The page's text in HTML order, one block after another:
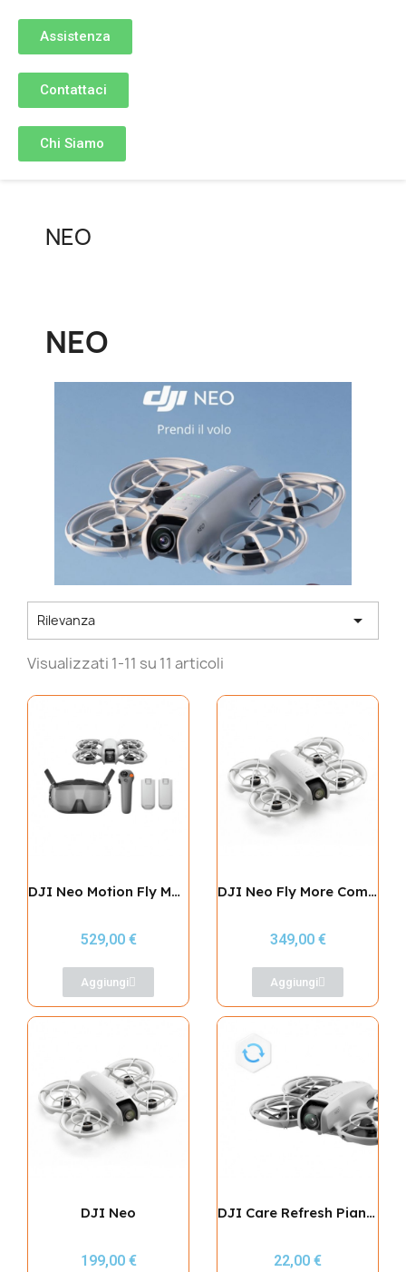
Assistenza
Contattaci
Chi Siamo
NEO
NEO
Rilevanza 
Visualizzati 1-11 su 11 articoli
DJI Neo Motion Fly More Combo
529,00 €
Aggiungi
DJI Neo Fly More Combo
349,00 €
Aggiungi
DJI Neo
199,00 €
DJI Care Refresh Piano 1 Anno
22,00 €